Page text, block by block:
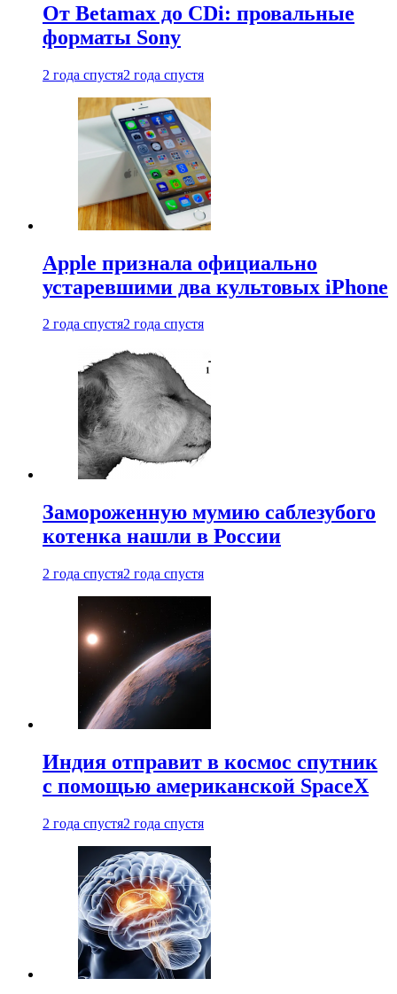
От Betamax до CDi: провальные
форматы Sony
2 года спустя2 года спустя
Apple признала официально
устаревшими два культовых iPhone
2 года спустя2 года спустя
Замороженную мумию саблезубого
котенка нашли в России
2 года спустя2 года спустя
Индия отправит в космос спутник
с помощью американской SpaceX
2 года спустя2 года спустя